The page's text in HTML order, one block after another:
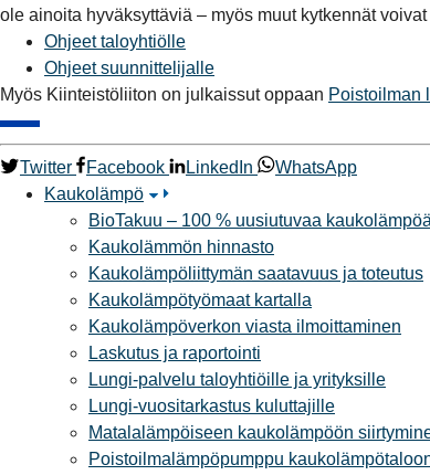
ole ainoita hyväksyttäviä – myös muut kytkennät
Ohjeet taloyhtiölle
Ohjeet suunnittelijalle
Myös Kiinteistöliiton on julkaissut oppaan Poistoilman
Twitter Facebook LinkedIn
WhatsApp
Kaukolämpö
BioTakuu – 100 % uusiutuvaa kaukolämpöä
Kaukolämmön hinnasto
Kaukolämpöliittymän saatavuus ja toteutus
Kaukolämpötyömaat kartalla
Kaukolämpöverkon viasta ilmoittaminen
Laskutus ja raportointi
Lungi-palvelu taloyhtiöille ja yrityksille
Lungi-vuositarkastus kuluttajille
Matalalämpöiseen kaukolämpöön
Poistoilmalämpöpumppu